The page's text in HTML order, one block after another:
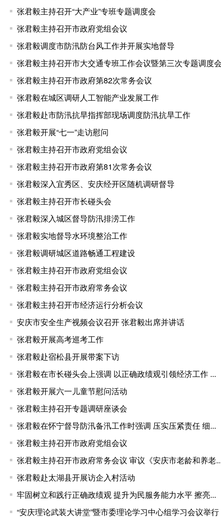
张君毅主持召开“大产业”专班专题调度会
张君毅主持召开市政府党组会议
张君毅调度市防汛防台风工作并开展实地督导
张君毅主持召开市大交通专班工作会议暨第三次专题调度
张君毅主持召开市政府第82次常务会议
张君毅在城区调研人工智能产业发展工作
张君毅赴市防汛抗旱指挥部现场调度防汛抗旱工作
张君毅开展“七一”走访慰问
张君毅主持召开市政府党组会议
张君毅主持召开市政府第81次常务会议
张君毅深入宜秀区、安庆经开区随机调研督导
张君毅主持召开市长碰头会
张君毅深入城区督导防汛排涝工作
张君毅实地督导水环境整治工作
张君毅调研城区道路畅通工程建设
张君毅主持召开市政府党组会议
张君毅主持召开市政府常务会议
张君毅主持召开市经济运行分析会议
安庆市安全生产视频会议召开 张君毅出席并讲话
张君毅开展高考巡考工作
张君毅赴宿松县开展带案下访
张君毅在市长碰头会上强调 以正确政绩观引领经济工作 ...
张君毅开展六一儿童节慰问活动
张君毅主持召开专题调研座谈会
张君毅在怀宁督导防汛备汛工作时强调 压实压紧责任 细...
张君毅主持召开市政府党组会议
张君毅主持召开市政府常务会议 审议《安庆市老龄和养老
张君毅赴太湖县开展访企入村活动
牢固树立和践行正确政绩观 提升为民服务能力水平 擦亮...
“安庆理论武装大讲堂”暨市委理论学习中心组学习会议举行